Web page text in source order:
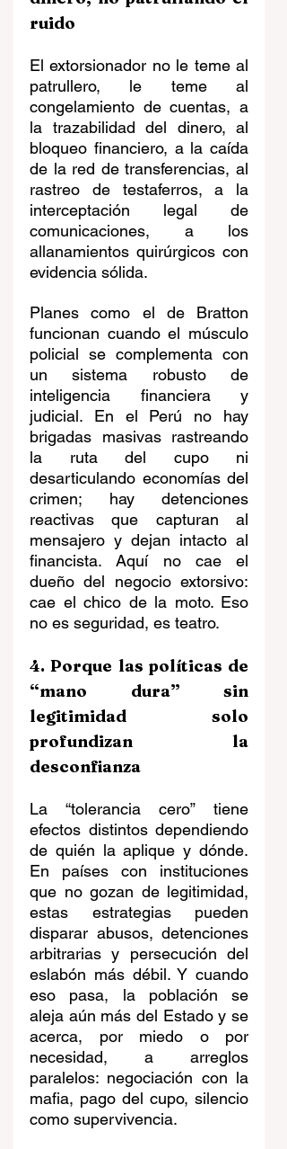
ruido
El extorsionador no le teme al
patrullero, le teme al
congelamiento de cuentas, a
la trazabilidad del dinero, al
bloqueo financiero, a la caída
de la red de transferencias, al
rastreo de testaferros, a la
interceptación legal de
comunicaciones, a los
allanamientos quirúrgicos con
evidencia sólida.
Planes como el de Bratton
funcionan cuando el músculo
policial se complementa con
un sistema robusto de
inteligencia financiera y
judicial. En el Perú no hay
brigadas masivas rastreando
la ruta del cupo ni
desarticulando economías del
crimen; hay detenciones
reactivas que capturan al
mensajero y dejan intacto al
financista. Aquí no cae el
dueño del negocio extorsivo:
cae el chico de la moto. Eso
no es seguridad, es teatro.
4. Porque las políticas de
“mano dura” sin
legitimidad solo
profundizan la
desconfianza
La “tolerancia cero” tiene
efectos distintos dependiendo
de quién la aplique y dónde.
En países con instituciones
que no gozan de legitimidad,
estas estrategias pueden
disparar abusos, detenciones
arbitrarias y persecución del
eslabón más débil. Y cuando
eso pasa, la población se
aleja aún más del Estado y se
acerca, por miedo o por
necesidad, a arreglos
paralelos: negociación con la
mafia, pago del cupo, silencio
como supervivencia.